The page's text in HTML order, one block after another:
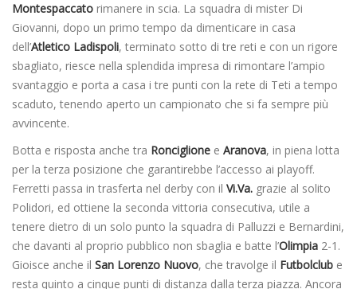
Montespaccato rimanere in scia. La squadra di mister Di
Giovanni, dopo un primo tempo da dimenticare in casa
dell’Atletico Ladispoli, terminato sotto di tre reti e con un rigore
sbagliato, riesce nella splendida impresa di rimontare l’ampio
svantaggio e porta a casa i tre punti con la rete di Teti a tempo
scaduto, tenendo aperto un campionato che si fa sempre più
avvincente.
Botta e risposta anche tra Ronciglione e Aranova, in piena lotta
per la terza posizione che garantirebbe l’accesso ai playoff.
Ferretti passa in trasferta nel derby con il Vi.Va. grazie al solito
Polidori, ed ottiene la seconda vittoria consecutiva, utile a
tenere dietro di un solo punto la squadra di Palluzzi e Bernardini,
che davanti al proprio pubblico non sbaglia e batte l’Olimpia 2-1.
Gioisce anche il San Lorenzo Nuovo, che travolge il Futbolclub e
resta quinto a cinque punti di distanza dalla terza piazza. Ancora